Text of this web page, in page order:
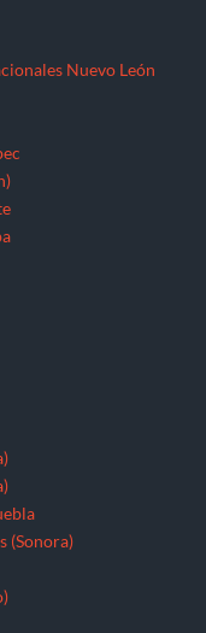
(Sonora)
(Michoacán)
la hidra
Tren Maya
Ciudad de